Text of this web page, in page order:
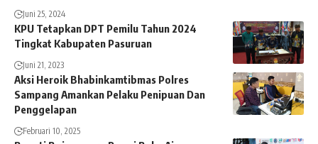
Juni 25, 2024
KPU Tetapkan DPT Pemilu Tahun 2024
Tingkat Kabupaten Pasuruan
Juni 21, 2023
Aksi Heroik Bhabinkamtibmas Polres
Sampang Amankan Pelaku Penipuan Dan
Penggelapan
Februari 10, 2025